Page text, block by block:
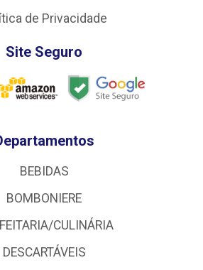
de Privacidade
Site Seguro
BEBIDAS
BOMBONIERE
CULINÁRIA
DESCARTÁVEIS